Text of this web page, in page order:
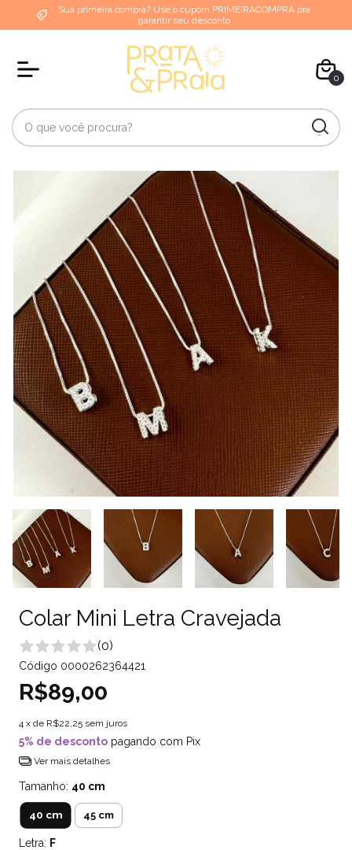
Sua primeira compra? Use o cupom PRIMEIRACOMPRA pra
garantir seu desconto
0
Colar Mini Letra Cravejada
(0)
Código 0000262364421
R$89,00
4 x de R$22,25 sem juros
5% de desconto pagando com Pix
Ver mais detalhes
Tamanho: 40 cm
40 cm 45 cm
Letra: F